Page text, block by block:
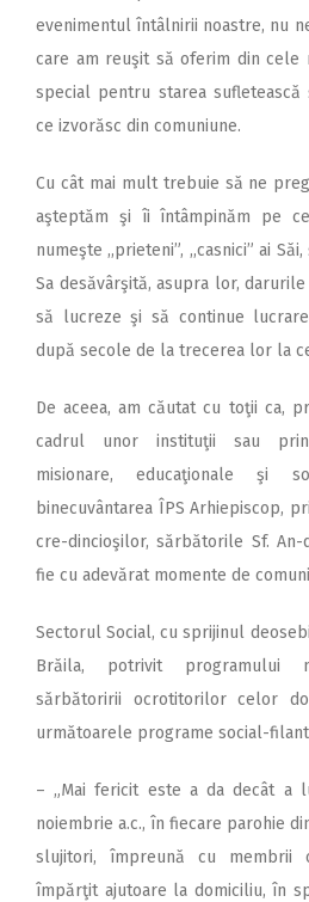
evenimentul întâlnirii noastre, nu
care am reuşit să oferim din cele
special pentru starea sufletească
ce izvorăsc din comuniune.
Cu cât mai mult trebuie să ne
aşteptăm şi îi întâmpinăm pe
numeşte ,,prieteni”, ,,casnici” ai
Sa desăvârşită, asupra lor,
să lucreze şi să continue
după secole de la trecerea lor la
De aceea, am căutat cu toţii ca,
cadrul unor instituţii sau prin
misionare, educaţionale şi
binecuvântarea ÎPS Arhiepiscop,
cre-dincioşilor, sărbătorile Sf.
fie cu adevărat momente de
Sectorul Social, cu sprijinul
Brăila, potrivit programului
sărbătoririi ocrotitorilor celor
următoarele programe social-
– „Mai fericit este a da decât a
noiembrie a.c., în fiecare parohie
slujitori, împreună cu membrii
împărţit ajutoare la domiciliu, în